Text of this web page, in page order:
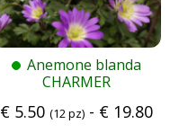
Anemone blanda
CHARMER
€5.50 (12 pz)- €19.80